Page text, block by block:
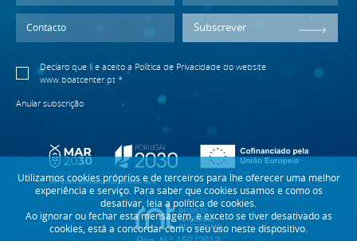
Subscrever
Declaro que li e aceito a Política de Privacidadedo website
www.boatcenter.pt *
Anular subscrição
Utilizamos cookies próprios e de terceiros para lhe oferecer uma melhor
experiência e serviço. Para saber que cookies usamos e como os
desativar, leia a política de cookies.
Ao ignorar ou fechar esta mensagem, e exceto se tiver desativado as
cookies, está a concordar com o seu uso neste dispositivo.